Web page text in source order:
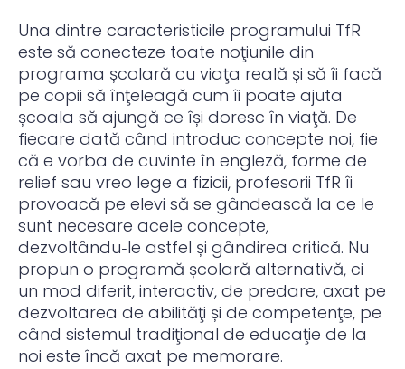
Una dintre caracteristicile programului TfR
este să conecteze toate noţiunile din
programa școlară cu viaţa reală și să îi facă
pe copii să înţeleagă cum îi poate ajuta
școala să ajungă ce își doresc în viaţă. De
fiecare dată când introduc concepte noi, fie
că e vorba de cuvinte în engleză, forme de
relief sau vreo lege a fizicii, profesorii TfR îi
provoacă pe elevi să se gândească la ce le
sunt necesare acele concepte,
dezvoltându‑le astfel și gândirea critică. Nu
propun o programă școlară alternativă, ci
un mod diferit, interactiv, de predare, axat pe
dezvoltarea de abilităţi și de competenţe, pe
când sistemul tradiţional de educaţie de la
noi este încă axat pe memorare.